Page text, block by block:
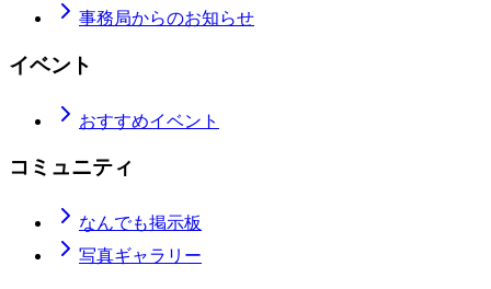
事務局からのお知らせ
イベント
おすすめイベント
コミュニティ
なんでも掲示板
写真ギャラリー